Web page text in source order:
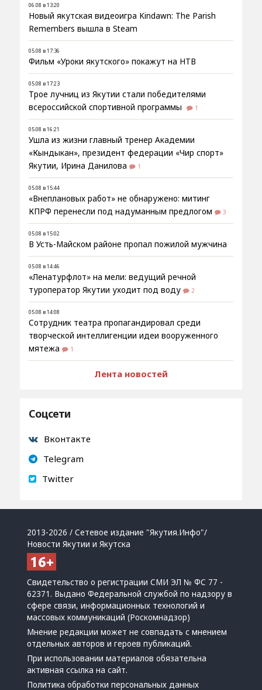
06.08 в 13:20
Новый якутская видеоигра Kindawn: The Parish
Remembers вышла в Steam
05.08 в 17:36
Фильм «Уроки якутского» покажут на НТВ
05.08 в 17:23
Трое лучниц из Якутии стали победителями
всероссийской спортивной программы
1
05.08 в 16:21
Ушла из жизни главный тренер Академии
«Кындыкан», президент федерации «Чир спорт»
Якутии, Ирина Данилова
1
05.08 в 15:44
«Внеплановых работ» не обнаружено: митинг
КПРФ перенесли под надуманным предлогом
3
05.08 в 15:02
В Усть-Майском районе пропал пожилой мужчина
05.08 в 14:46
«Ленатурфлот» на мели: ведущий речной
туроператор Якутии уходит под воду
2
05.08 в 14:08
Сотрудник театра пропагандировал среди
творческой интеллигенции идеи вооруженного
мятежа
1
Лента новостей
Соцсети
Вконтакте
Telegram
Twitter
2013-2026 / Сетевое издание "Якутия.Инфо"/
Новости Якутии и Якутска
Свидетельство о регистрации СМИ ЭЛ № ФС 77 -
62371. Выдано Федеральной службой по надзору в
сфере связи, информационных технологий и
массовых коммуникаций (Роскомнадзор)
Мнение редакции может не совпадать с мнением
отдельных авторов и героев публикаций.
При использовании материалов обязательна
активная ссылка на сайт.
Политика обработки персональных данных